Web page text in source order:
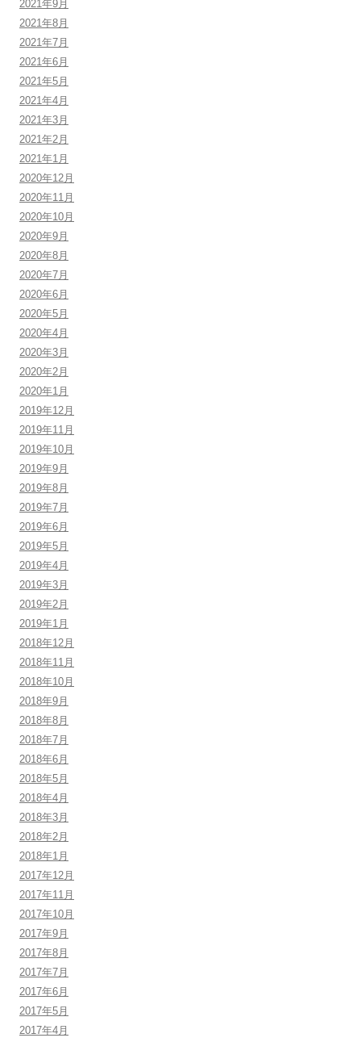
2021年9月
2021年8月
2021年7月
2021年6月
2021年5月
2021年4月
2021年3月
2021年2月
2021年1月
2020年12月
2020年11月
2020年10月
2020年9月
2020年8月
2020年7月
2020年6月
2020年5月
2020年4月
2020年3月
2020年2月
2020年1月
2019年12月
2019年11月
2019年10月
2019年9月
2019年8月
2019年7月
2019年6月
2019年5月
2019年4月
2019年3月
2019年2月
2019年1月
2018年12月
2018年11月
2018年10月
2018年9月
2018年8月
2018年7月
2018年6月
2018年5月
2018年4月
2018年3月
2018年2月
2018年1月
2017年12月
2017年11月
2017年10月
2017年9月
2017年8月
2017年7月
2017年6月
2017年5月
2017年4月